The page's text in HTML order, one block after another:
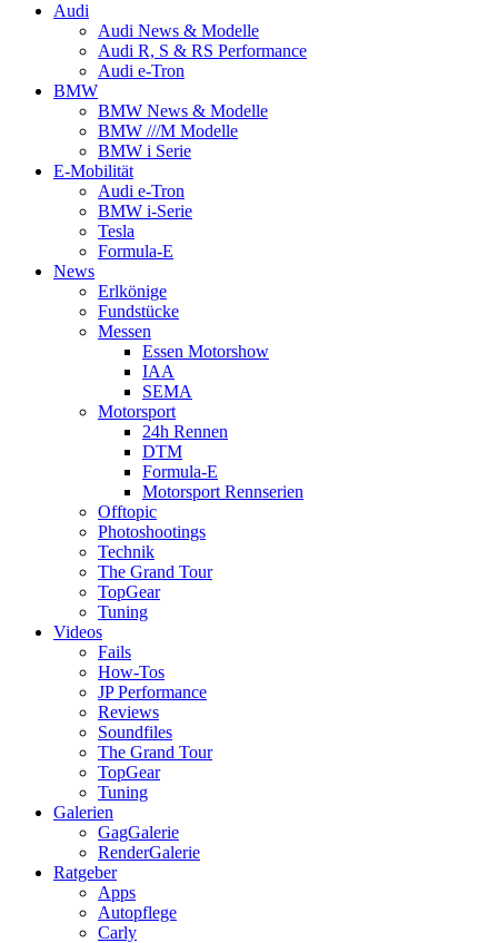
Audi
Audi News & Modelle
Audi R, S & RS Performance
Audi e-Tron
BMW
BMW News & Modelle
BMW ///M Modelle
BMW i Serie
E-Mobilität
Audi e-Tron
BMW i-Serie
Tesla
Formula-E
News
Erlkönige
Fundstücke
Messen
Essen Motorshow
IAA
SEMA
Motorsport
24h Rennen
DTM
Formula-E
Motorsport Rennserien
Offtopic
Photoshootings
Technik
The Grand Tour
TopGear
Tuning
Videos
Fails
How-Tos
JP Performance
Reviews
Soundfiles
The Grand Tour
TopGear
Tuning
Galerien
GagGalerie
RenderGalerie
Ratgeber
Apps
Autopflege
Carly